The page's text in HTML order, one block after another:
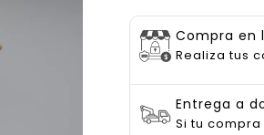
Compra en
Realiza tus
Entrega a
Si tu